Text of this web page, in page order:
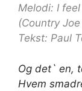
Melodi: I feel
(Country
Tekst: Paul
Og det` en,
Hvem